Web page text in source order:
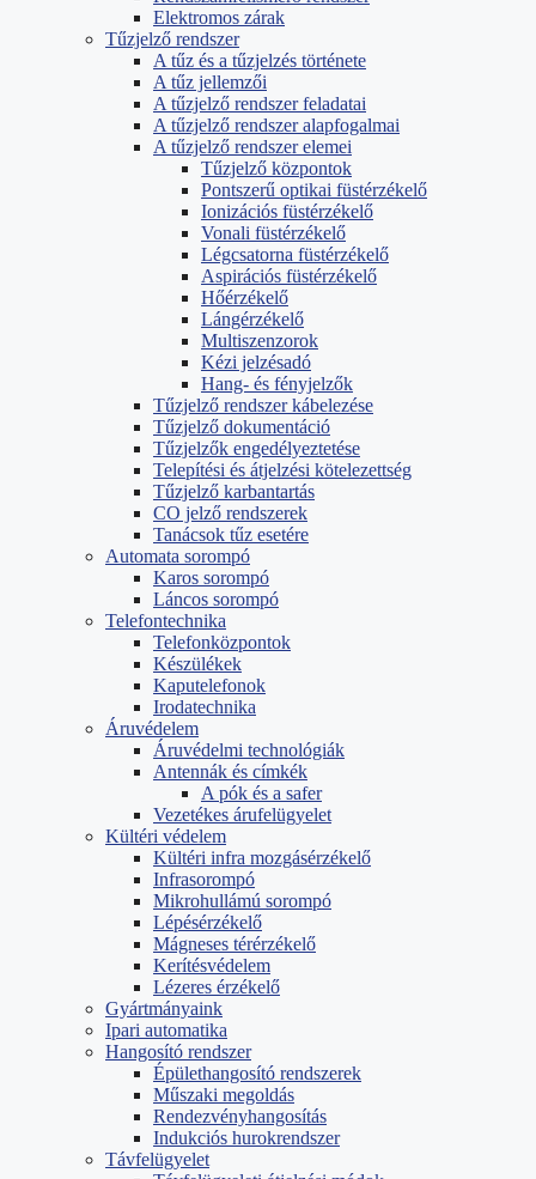
Elektromos zárak
Tűzjelző rendszer
A tűz és a tűzjelzés története
A tűz jellemzői
A tűzjelző rendszer feladatai
A tűzjelző rendszer alapfogalmai
A tűzjelző rendszer elemei
Tűzjelző központok
Pontszerű optikai füstérzékelő
Ionizációs füstérzékelő
Vonali füstérzékelő
Légcsatorna füstérzékelő
Aspirációs füstérzékelő
Hőérzékelő
Lángérzékelő
Multiszenzorok
Kézi jelzésadó
Hang- és fényjelzők
Tűzjelző rendszer kábelezése
Tűzjelző dokumentáció
Tűzjelzők engedélyeztetése
Telepítési és átjelzési kötelezettség
Tűzjelző karbantartás
CO jelző rendszerek
Tanácsok tűz esetére
Automata sorompó
Karos sorompó
Láncos sorompó
Telefontechnika
Telefonközpontok
Készülékek
Kaputelefonok
Irodatechnika
Áruvédelem
Áruvédelmi technológiák
Antennák és címkék
A pók és a safer
Vezetékes árufelügyelet
Kültéri védelem
Kültéri infra mozgásérzékelő
Infrasorompó
Mikrohullámú sorompó
Lépésérzékelő
Mágneses térérzékelő
Kerítésvédelem
Lézeres érzékelő
Gyártmányaink
Ipari automatika
Hangosító rendszer
Épülethangosító rendszerek
Műszaki megoldás
Rendezvényhangosítás
Indukciós hurokrendszer
Távfelügyelet